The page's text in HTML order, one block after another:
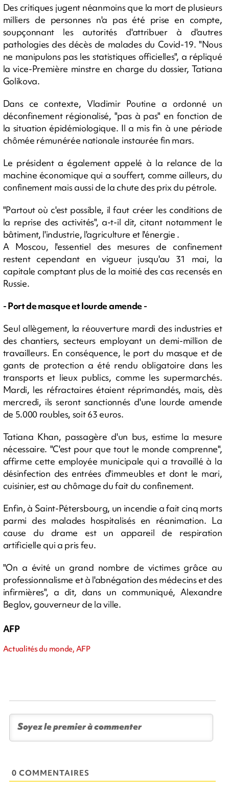
Des critiques jugent néanmoins que la mort de plusieurs
milliers de personnes n'a pas été prise en compte,
soupçonnant les autorités d'attribuer à d'autres
pathologies des décès de malades du Covid-19. "Nous
ne manipulons pas les statistiques officielles", a répliqué
la vice-Première minstre en charge du dossier, Tatiana
Golikova.
Dans ce contexte, Vladimir Poutine a ordonné un
déconfinement régionalisé, "pas à pas" en fonction de
la situation épidémiologique. Il a mis fin à une période
chômée rémunérée nationale instaurée fin mars.
Le président a également appelé à la relance de la
machine économique qui a souffert, comme ailleurs, du
confinement mais aussi de la chute des prix du pétrole.
"Partout où c'est possible, il faut créer les conditions de
la reprise des activités", a-t-il dit, citant notamment le
bâtiment, l'industrie, l'agriculture et l'énergie .
A Moscou, l'essentiel des mesures de confinement
restent cependant en vigueur jusqu'au 31 mai, la
capitale comptant plus de la moitié des cas recensés en
Russie.
- Port de masque et lourde amende -
Seul allègement, la réouverture mardi des industries et
des chantiers, secteurs employant un demi-million de
travailleurs. En conséquence, le port du masque et de
gants de protection a été rendu obligatoire dans les
transports et lieux publics, comme les supermarchés.
Mardi, les réfractaires étaient réprimandés, mais, dès
mercredi, ils seront sanctionnés d'une lourde amende
de 5.000 roubles, soit 63 euros.
Tatiana Khan, passagère d'un bus, estime la mesure
nécessaire. "C'est pour que tout le monde comprenne",
affirme cette employée municipale qui a travaillé à la
désinfection des entrées d'immeubles et dont le mari,
cuisinier, est au chômage du fait du confinement.
Enfin, à Saint-Pétersbourg, un incendie a fait cinq morts
parmi des malades hospitalisés en réanimation. La
cause du drame est un appareil de respiration
artificielle qui a pris feu.
"On a évité un grand nombre de victimes grâce au
professionnalisme et à l'abnégation des médecins et des
infirmières", a dit, dans un communiqué, Alexandre
Beglov, gouverneur de la ville.
AFP
Actualités du monde, AFP
0 COMMENTAIRES